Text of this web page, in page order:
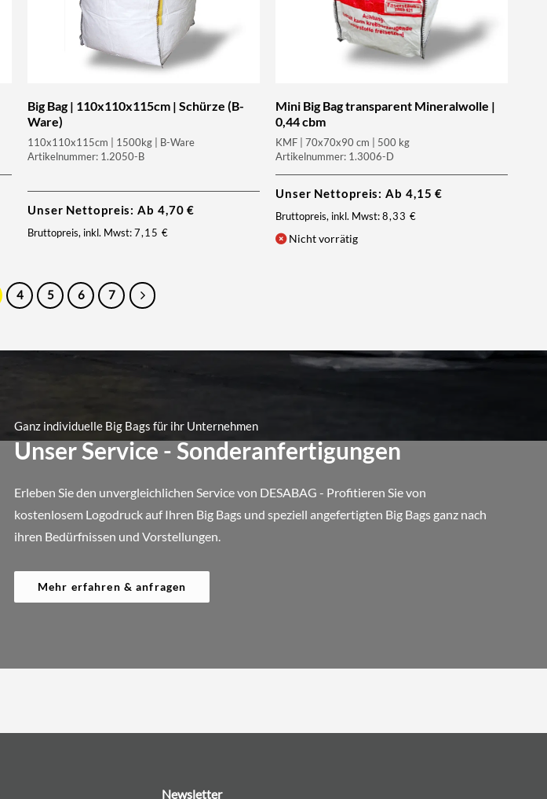
Big Bag | 110x110x115cm | Schürze (B-
Ware)
110x110x115cm | 1500kg | B-Ware
Artikelnummer: 1.2050-B
Unser Nettopreis: Ab 4,70€
Bruttopreis, inkl. Mwst:7,15 €
Mini Big Bag transparent Mineralwolle |
0,44 cbm
KMF | 70x70x90 cm | 500 kg
Artikelnummer: 1.3006-D
Unser Nettopreis: Ab 4,15€
Bruttopreis, inkl. Mwst:8,33 €
Nicht vorrätig
4 5 6 7
Ganz individuelle Big Bags für ihr Unternehmen
Unser Service - Sonderanfertigungen
Erleben Sie den unvergleichlichen Service von DESABAG - Profitieren Sie von
kostenlosem Logodruck auf Ihren Big Bags und speziell angefertigten Big Bags ganz nach
ihren Bedürfnissen und Vorstellungen.
Mehr erfahren & anfragen
Newsletter